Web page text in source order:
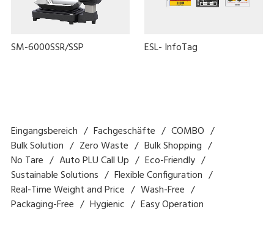
SM-6000SSR/SSP ESL- InfoTag
Eingangsbereich Fachgeschäfte
COMBO
Bulk Solution
Zero Waste
Bulk Shopping
No Tare
Auto PLU Call Up
Eco-Friendly
Sustainable Solutions
Flexible Configuration
Real-Time Weight and Price
Wash-Free
Packaging-Free
Hygienic Easy Operation